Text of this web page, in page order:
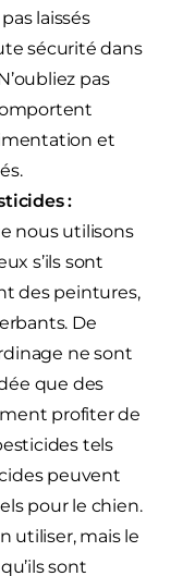
laissés
sécurité dans
pas
et
:
nous utilisons
s’ils sont
des peintures,
De
ne sont
que des
profiter de
tels
peuvent
pour le chien.
utiliser, mais le
sont